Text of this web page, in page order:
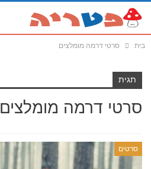
בית סרטי דרמה מומלצים
תגית
סרטי דרמה מומלצים
סרטים